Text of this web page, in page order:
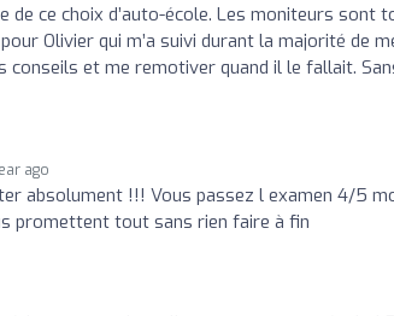
de ce choix d’auto-école. Les moniteurs sont
Olivier qui m’a suivi durant la majorité de
conseils et me remotiver quand il le fallait.
ago
absolument !!! Vous passez l examen 4/5
promettent tout sans rien faire à fin